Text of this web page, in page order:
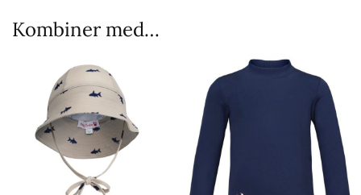
Kombiner med…